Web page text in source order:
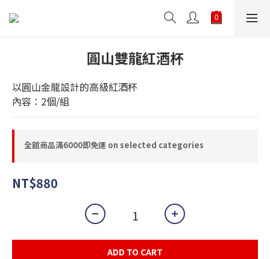
圓山雙龍紅酒杯
以圓山金龍設計的高級紅酒杯
內容：2個/組
全館商品滿6000即免運 on selected categories
NT$880
ADD TO CART